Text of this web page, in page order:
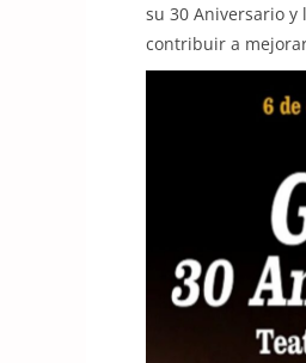
su 30 Aniversario
contribuir a